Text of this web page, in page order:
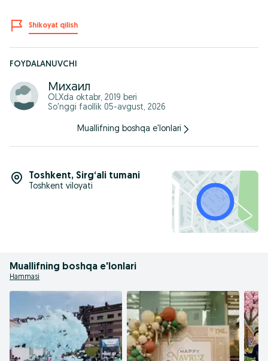
Shikoyat qilish
FOYDALANUVCHI
Михаил
OLXda oktabr, 2019 beri
So'nggi faollik 05-avgust, 2026
Muallifning boshqa e'lonlari
Toshkent, Sirg‘ali tumani
Toshkent viloyati
Muallifning boshqa e'lonlari
Hammasi